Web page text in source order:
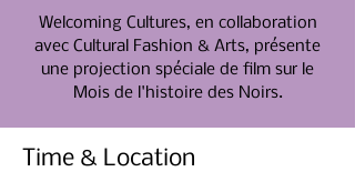
Welcoming Cultures, en collaboration
avec Cultural Fashion & Arts, présente
une projection spéciale de film sur le
Mois de l'histoire des Noirs.
Time & Location